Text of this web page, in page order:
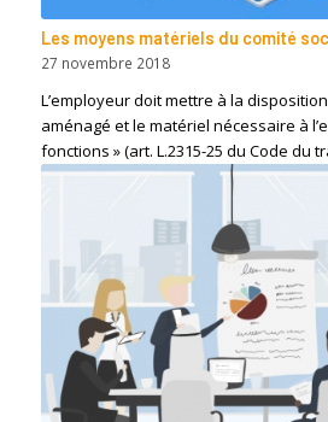
Les moyens matériels du comité
27 novembre 2018
L’employeur doit mettre à la
aménagé et le matériel nécessaire à
fonctions » (art. L.2315-25 du Code du